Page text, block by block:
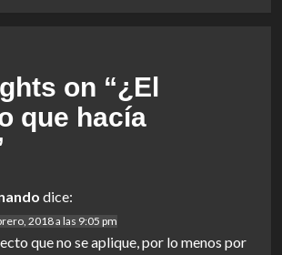
on “¿El
que hacía
dice:
2018 a las 9:05 pm
que no se aplique, por lo menos por